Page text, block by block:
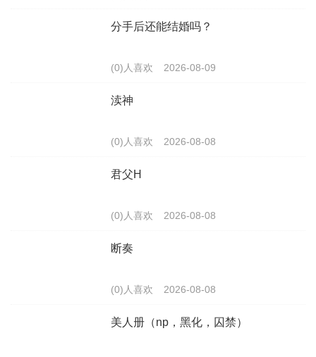
分手后还能结婚吗？
(0)人喜欢 2026-08-09
渎神
(0)人喜欢 2026-08-08
君父H
(0)人喜欢 2026-08-08
断奏
(0)人喜欢 2026-08-08
美人册（np，黑化，囚禁）